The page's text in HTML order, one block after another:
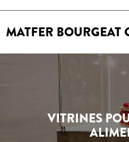
MATFER BOURGEAT
VITRINES